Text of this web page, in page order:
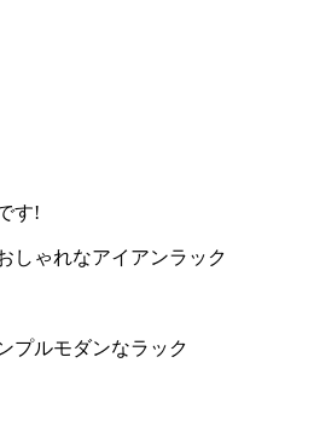
す!
しゃれなアイアンラック
プルモダンなラック